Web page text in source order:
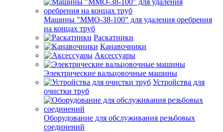
Машины "ММО-38-100" для удаления оребрения
на концах труб
Раскатники
Канавочники
Аксессуары
Электрические вальцовочные машины
Устройства для
очистки труб
Оборудование для обслуживания резьбовых
соединений